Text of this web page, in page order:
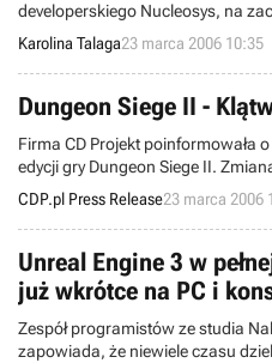
developerskiego Nucleosys, na
popularnością i sprzedaje jak
Karolina Talaga23 marca 2006 10:35
Dungeon Siege II -
Firma CD Projekt poinformowała
edycji gry Dungeon Siege II.
że specjalne plastikowe rękawy
Edycji nie spełniały wymagań
ulepszoną wersją opakowania i
premiery została ustalona na 30
CDP.pl Press Release23 marca 2006
Unreal Engine 3 w
już wkrótce na PC i
Zespół programistów ze studia
zapowiada, że niewiele czasu